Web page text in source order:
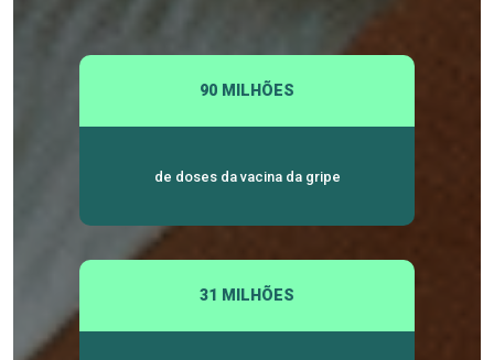
90 MILHÕES
de doses da vacina da gripe
31 MILHÕES